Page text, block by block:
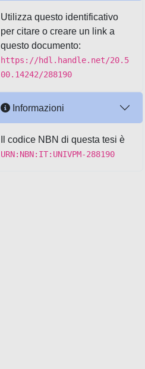
Utilizza questo identificativo
per citare o creare un link a
questo documento:
https://hdl.handle.net/20.5
00.14242/288190
Informazioni
Il codice NBN di questa tesi è
URN:NBN:IT:UNIVPM-288190